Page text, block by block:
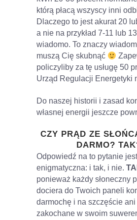
którą płacą wszyscy inni
Dlaczego to jest akurat 20
a nie na przykład 7-11 lub
wiadomo. To znaczy
muszą Cię skubnąć
policzyliby za tę usługę 50
Urząd Regulacji Energetyki
Do naszej historii i zasad
własnej energii jeszcze
CZY PRĄD ZE
DARMO?
Odpowiedź na to pytanie jest
enigmatyczna: i tak, i nie.
ponieważ każdy słoneczny
dociera do Twoich paneli
darmochę i na szczęście
zakochane w swoim